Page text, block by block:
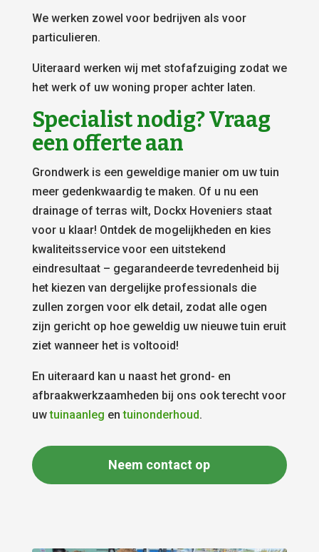
We werken zowel voor bedrijven als voor
particulieren.
Uiteraard werken wij met stofafzuiging zodat we
het werk of uw woning proper achter laten.
Specialist nodig? Vraag
een offerte aan
Grondwerk is een geweldige manier om uw tuin
meer gedenkwaardig te maken. Of u nu een
drainage of terras wilt, Dockx Hoveniers staat
voor u klaar! Ontdek de mogelijkheden en kies
kwaliteitsservice voor een uitstekend
eindresultaat – gegarandeerde tevredenheid bij
het kiezen van dergelijke professionals die
zullen zorgen voor elk detail, zodat alle ogen
zijn gericht op hoe geweldig uw nieuwe tuin eruit
ziet wanneer het is voltooid!
En uiteraard kan u naast het grond- en
afbraakwerkzaamheden bij ons ook terecht voor
uwtuinaanleg entuinonderhoud.
Neem contact op